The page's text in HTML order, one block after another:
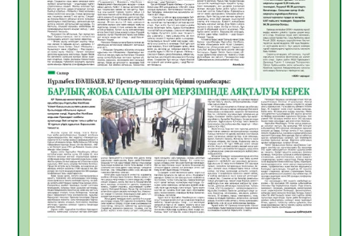
06.08.2026
55
Open Air: Қызылорда облысы полиция
департаменті 20 мыңнан астам
көрерменнің қауіпсіздігін қамтамасыз етті
06.08.2026
65
ҚЫЗЫЛОРДАДА «САНАЛЫ ҰРПАҚ –
ЖАРҚЫН БОЛАШАҚ» АТТЫ КЕҢЕЙТІЛГЕН
МӘЖІЛІС ӨТТІ
05.08.2026
66
Қазақстан Орталық Азиядағы көшуге ең